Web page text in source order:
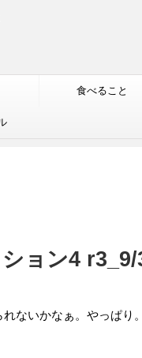
食べること
ョン4 r3_9/
ないかなぁ。やっぱり。